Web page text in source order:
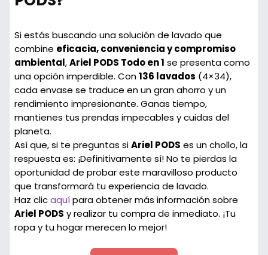
Si estás buscando una solución de lavado que
combine eficacia, conveniencia y compromiso
ambiental,Ariel PODS Todo en 1 se presenta como
una opción imperdible. Con136 lavados (4×34),
cada envase se traduce en un gran ahorro y un
rendimiento impresionante. Ganas tiempo,
mantienes tus prendas impecables y cuidas del
planeta.
Así que, si te preguntas siAriel PODS es un chollo, la
respuesta es: ¡Definitivamente sí! No te pierdas la
oportunidad de probar este maravilloso producto
que transformará tu experiencia de lavado.
Haz clicaquípara obtener más información sobre
Ariel PODS y realizar tu compra de inmediato. ¡Tu
ropa y tu hogar merecen lo mejor!